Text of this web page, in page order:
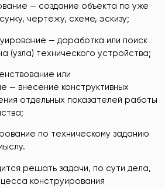
— создание объекта по уже
чертежу, схеме, эскизу;
— доработка или поиск
(узла) технического устройства;
или
— внесение конструктивных
отдельных показателей работы
по техническому заданию
решать задачи, по сути дела,
конструирования